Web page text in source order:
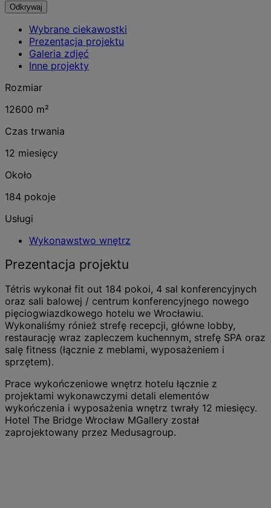
Odkrywaj
Wybrane ciekawostki
Prezentacja projektu
Galeria zdjęć
Inne projekty
Rozmiar
12600 m²
Czas trwania
12 miesięcy
Około
184 pokoje
Usługi
Wykonawstwo wnętrz
Prezentacja projektu
Tétris wykonał fit out 184 pokoi, 4 sal konferencyjnych
oraz sali balowej / centrum konferencyjnego nowego
pięciogwiazdkowego hotelu we Wrocławiu.
Wykonaliśmy rónież strefę recepcji, główne lobby,
restaurację wraz zapleczem kuchennym, strefę SPA oraz
salę fitness (łącznie z meblami, wyposażeniem i
sprzętem).
Prace wykończeniowe wnętrz hotelu łącznie z
projektami wykonawczymi detali elementów
wykończenia i wyposażenia wnętrz twrały 12 miesięcy.
Hotel The Bridge Wrocław MGallery został
zaprojektowany przez Medusagroup.